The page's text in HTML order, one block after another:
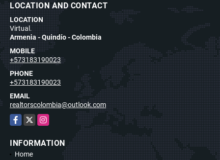
LOCATION AND CONTACT
LOCATION
Virtual.
Armenia - Quindío - Colombia
MOBILE
+573183190023
PHONE
+573183190023
EMAIL
realtorscolombia@outlook.com
Facebook
X Instagram
INFORMATION
Home